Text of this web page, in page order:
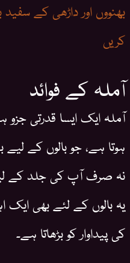
بھنووں اور داڑھی کے
کریں
آملہ کے فوائد
آملہ ایک ایسا قدرتی
ہوتا ہے، جو بالوں کے
نہ صرف آپ کی جلد کے
یہ بالوں کے لئے بھی ایک
کی پیداوار کو بڑھاتا ہے۔